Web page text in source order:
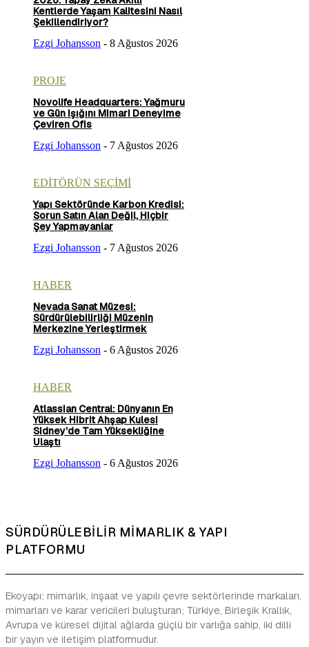
Kentlerde Yaşam Kalitesini Nasıl
Şekillendiriyor?
Ezgi Johansson - 8 Ağustos 2026
PROJE
Novolife Headquarters: Yağmuru
ve Gün Işığını Mimari Deneyime
Çeviren Ofis
Ezgi Johansson - 7 Ağustos 2026
EDİTÖRÜN SEÇİMİ
Yapı Sektöründe Karbon Kredisi:
Sorun Satın Alan Değil, Hiçbir
Şey Yapmayanlar
Ezgi Johansson - 7 Ağustos 2026
HABER
Nevada Sanat Müzesi:
Sürdürülebilirliği Müzenin
Merkezine Yerleştirmek
Ezgi Johansson - 6 Ağustos 2026
HABER
Atlassian Central: Dünyanın En
Yüksek Hibrit Ahşap Kulesi
Sidney’de Tam Yüksekliğine
Ulaştı
Ezgi Johansson - 6 Ağustos 2026
SÜRDÜRÜLEBİLİR MİMARLIK & YAPI
PLATFORMU
Ekoyapı; mimarlık, inşaat ve yapılı çevre sektörlerinde markaları,
mimarları ve karar vericileri buluşturan; Türkiye, Birleşik Krallık,
Avrupa ve küresel dijital ağlarda güçlü bir varlığa sahip, iki dilli
bir yayın ve iletişim platformudur.